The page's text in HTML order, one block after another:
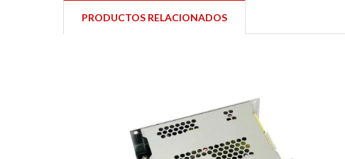
PRODUCTOS RELACIONADOS